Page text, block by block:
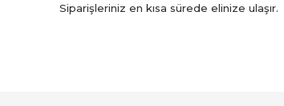
Siparişleriniz en kısa sürede elinize ulaşır.